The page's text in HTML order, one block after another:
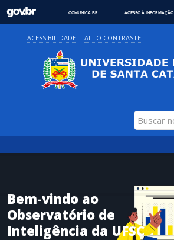
PARA
COMUNICA BR ACESSO À INFORMAÇÃO
ACESSIBILIDADE ALTO CONTRASTE
Bem-vindo ao
Observatório de
Inteligência da UFSC